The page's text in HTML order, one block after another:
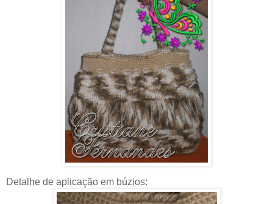
Detalhe de aplicação em búzios: